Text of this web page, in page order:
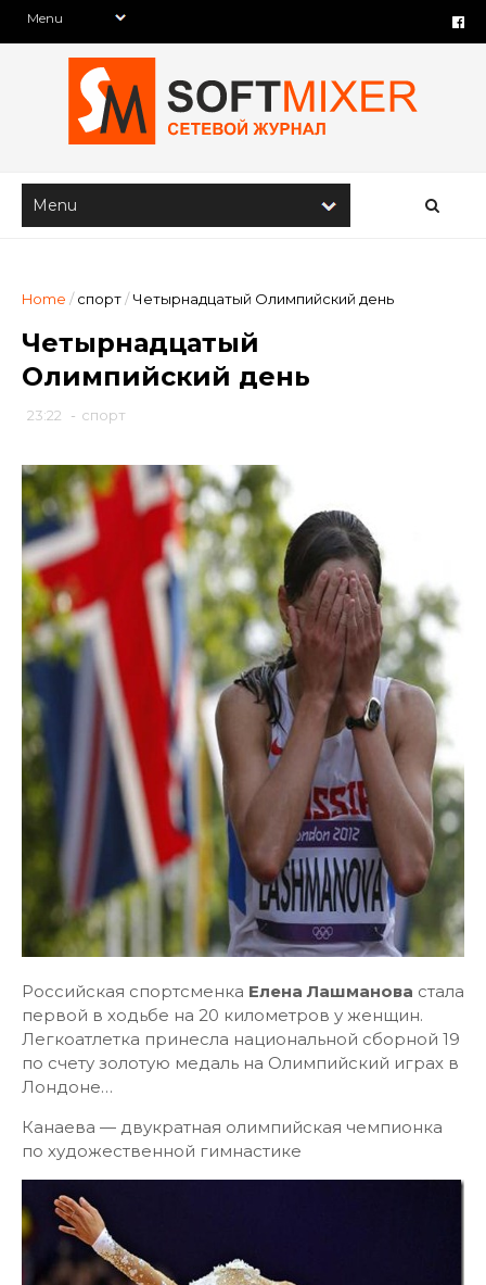
Home / спорт/ Четырнадцатый Олимпийский день
Четырнадцатый
Олимпийский день
23:22 - спорт
Российская спортсменка Елена Лашманова стала
первой в ходьбе на 20 километров у женщин.
Легкоатлетка принесла национальной сборной 19
по счету золотую медаль на Олимпийский играх в
Лондоне…
Канаева — двукратная олимпийская чемпионка
по художественной гимнастике